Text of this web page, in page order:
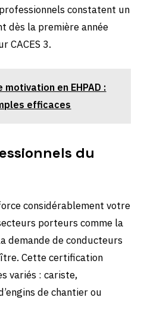
constatent un
dès la première année
CACES 3.
en EHPAD :
efficaces
du
considérablement votre
porteurs comme la
demande de conducteurs
Cette certification
variés : cariste,
de chantier ou